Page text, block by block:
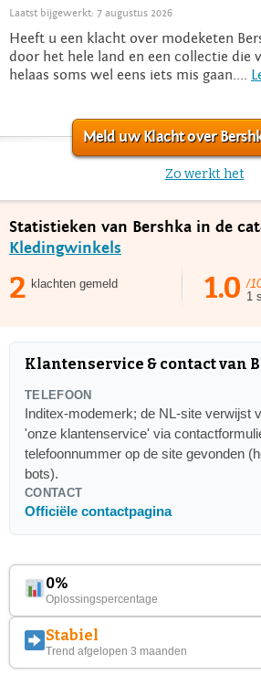
Laatst bijgewerkt: 7 augustus 2026
Heeft u een klacht over modeketen
door het hele land en een collectie die
helaas soms wel eens iets mis gaan....
Meld uw Klacht over
Zo werkt het
Statistieken van Bershka in de
Kledingwinkels
2 klachten gemeld 1.0 /
1
Klantenservice & contact van
TELEFOON
Inditex-modemerk; de NL-site verwijst
'onze klantenservice' via
telefoonnummer op de site gevonden
bots).
CONTACT
Officiële contactpagina
0%
Oplossingspercentage
Stabiel
Trend afgelopen 3 maanden